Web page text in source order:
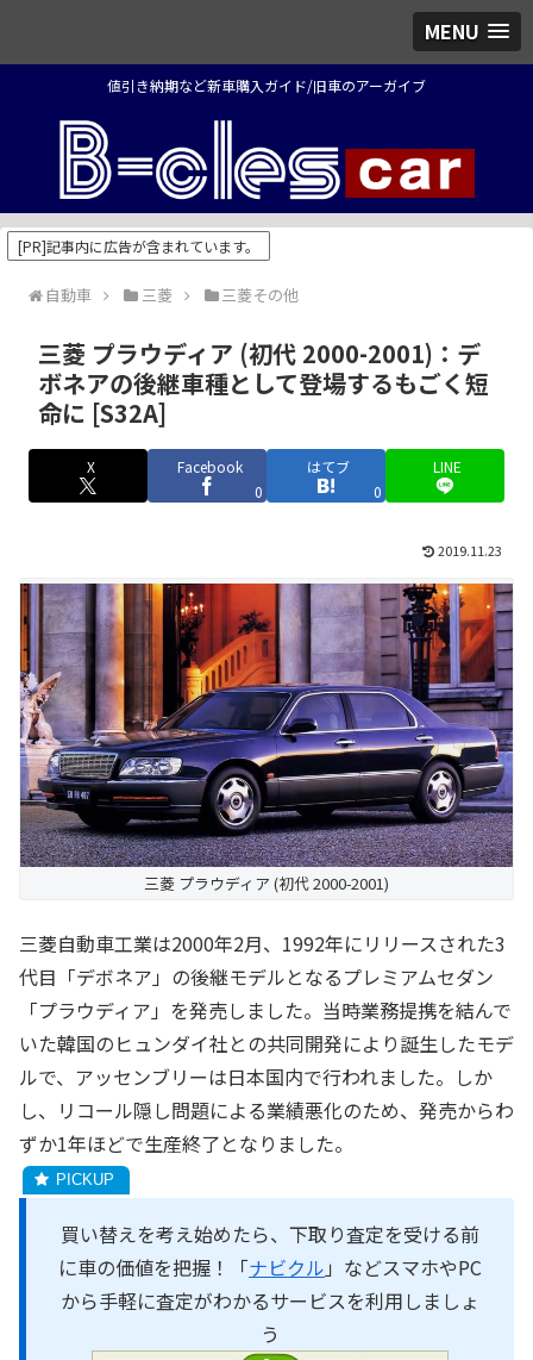
MENU
値引き納期など新車購入ガイド/旧車のアーガイブ
[PR]記事内に広告が含まれています。
自動車 三菱 三菱その他
三菱 プラウディア (初代 2000-2001)：デ
ボネアの後継車種として登場するもごく短
命に [S32A]
X
Facebook
0
はてブ
0
LINE
2019.11.23
三菱 プラウディア (初代 2000-2001)
三菱自動車工業は2000年2月、1992年にリリースされた3
代目「デボネア」の後継モデルとなるプレミアムセダン
「プラウディア」を発売しました。当時業務提携を結んで
いた韓国のヒュンダイ社との共同開発により誕生したモデ
ルで、アッセンブリーは日本国内で行われました。しか
し、リコール隠し問題による業績悪化のため、発売からわ
ずか1年ほどで生産終了となりました。
買い替えを考え始めたら、下取り査定を受ける前
に車の価値を把握！「ナビクル 」などスマホやPC
から手軽に査定がわかるサービスを利用しましょ
う